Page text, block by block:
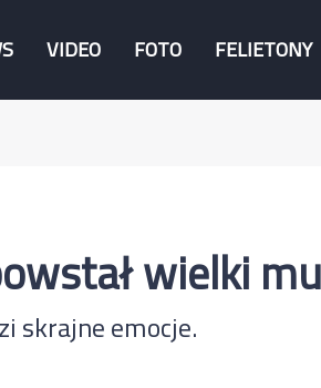
VIDEO FOTO FELIETONY
wielki
skrajne emocje.